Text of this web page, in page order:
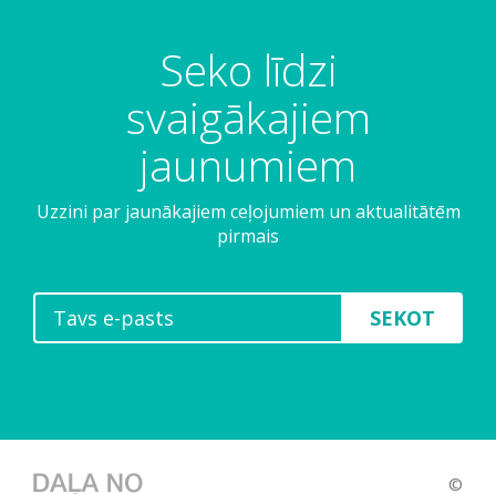
Seko līdzi
svaigākajiem
jaunumiem
Uzzini par jaunākajiem ceļojumiem un aktualitātēm
pirmais
SEKOT
©